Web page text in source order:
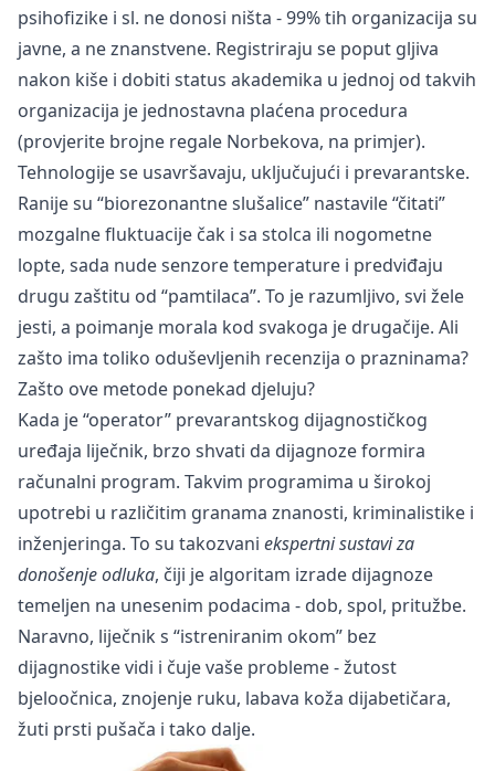
psihofizike i sl. ne donosi ništa - 99% tih organizacija su
javne, a ne znanstvene. Registriraju se poput gljiva
nakon kiše i dobiti status akademika u jednoj od takvih
organizacija je jednostavna plaćena procedura
(provjerite brojne regale Norbekova, na primjer).
Tehnologije se usavršavaju, uključujući i prevarantske.
Ranije su “biorezonantne slušalice” nastavile “čitati”
mozgalne fluktuacije čak i sa stolca ili nogometne
lopte, sada nude senzore temperature i predviđaju
drugu zaštitu od “pamtilaca”. To je razumljivo, svi žele
jesti, a poimanje morala kod svakoga je drugačije. Ali
zašto ima toliko oduševljenih recenzija o prazninama?
Zašto ove metode ponekad djeluju?
Kada je “operator” prevarantskog dijagnostičkog
uređaja liječnik, brzo shvati da dijagnoze formira
računalni program. Takvim programima u širokoj
upotrebi u različitim granama znanosti, kriminalistike i
inženjeringa. To su takozvani ekspertni sustavi za
donošenje odluka, čiji je algoritam izrade dijagnoze
temeljen na unesenim podacima - dob, spol, pritužbe.
Naravno, liječnik s “istreniranim okom” bez
dijagnostike vidi i čuje vaše probleme - žutost
bjeloočnica, znojenje ruku, labava koža dijabetičara,
žuti prsti pušača i tako dalje.